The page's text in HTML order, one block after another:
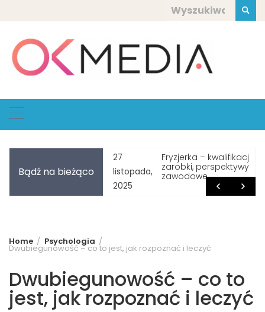
Szukaj:
Bądź na bieżąco
w roku – Blue
– fakt czy mit?
27
listopada,
2025
Fryzjerka – kwalifikacje,
zarobki, perspektywy
zawodowe
Home Psychologia
Dwubiegunowość – co to jest, jak rozpoznać i leczyć
Dwubiegunowość – co to
jest, jak rozpoznać i leczyć